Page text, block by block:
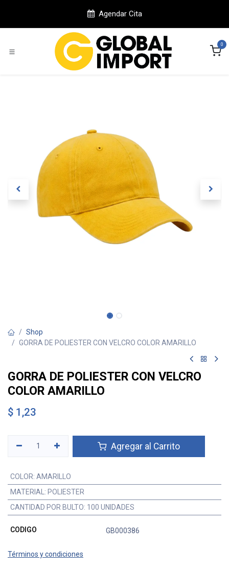
Agendar Cita
0
Shop
GORRA DE POLIESTER CON VELCRO COLOR AMARILLO
GORRA DE POLIESTER CON VELCRO
COLOR AMARILLO
$ 1,23
Agregar al Carrito
COLOR: AMARILLO
MATERIAL : POLIESTER
CANTIDAD POR BULTO: 100 UNIDADES
CODIGO GB000386
Términos y condiciones